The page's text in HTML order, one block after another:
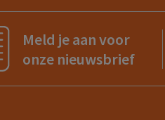
Meld je aan voor
onze nieuwsbrief